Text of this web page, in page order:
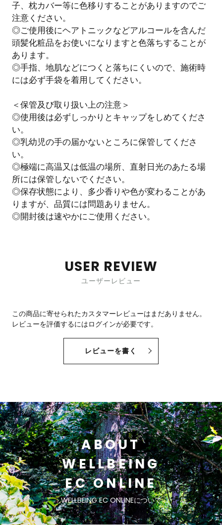
子、枕カバー等に色移りすることがありますのでご
注意ください。
◎ご使用後にヘアトニックなどアルコールを含んだ
頭髪化粧品をお使いになりますと色落ちすることが
あります。
◎手指、地肌などにつくと落ちにくいので、施術時
には必ず手袋を着用してください。
＜保管及び取り扱い上の注意＞
◎使用後は必ずしっかりとキャップをしめてくださ
い。
◎乳幼児の手の届かないところに保管してくださ
い。
◎極端に高温又は低温の場所、直射日光のあたる場
所には保管しないでください。
◎保存状態により、多少香りや色が変わることがあ
りますが、品質には問題ありません。
◎開封後は速やかにご使用ください。
USER REVIEW
ユーザーレビュー
この商品に寄せられたカスタマーレビューはまだありません。
レビューを評価するにはログインが必要です。
レビューを書く
ABOUT
WELLBEING
EC ONLINE
WELLBEING EC ONLINEについて